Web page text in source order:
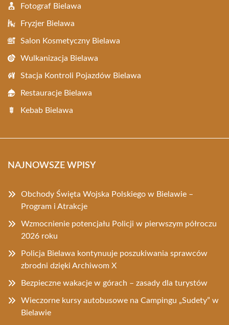
Fotograf Bielawa
Fryzjer Bielawa
Salon Kosmetyczny Bielawa
Wulkanizacja Bielawa
Stacja Kontroli Pojazdów Bielawa
Restauracje Bielawa
Kebab Bielawa
NAJNOWSZE WPISY
Obchody Święta Wojska Polskiego w Bielawie –
Program i Atrakcje
Wzmocnienie potencjału Policji w pierwszym półroczu
2026 roku
Policja Bielawa kontynuuje poszukiwania sprawców
zbrodni dzięki Archiwom X
Bezpieczne wakacje w górach – zasady dla turystów
Wieczorne kursy autobusowe na Campingu „Sudety” w
Bielawie